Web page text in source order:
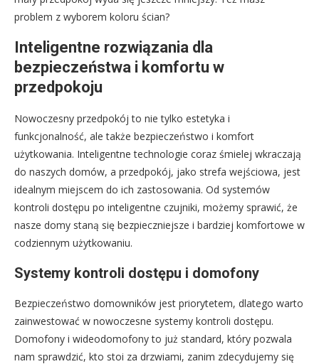
problem z wyborem koloru ścian?
Inteligentne rozwiązania dla
bezpieczeństwa i komfortu w
przedpokoju
Nowoczesny przedpokój to nie tylko estetyka i
funkcjonalność, ale także bezpieczeństwo i komfort
użytkowania. Inteligentne technologie coraz śmielej wkraczają
do naszych domów, a przedpokój, jako strefa wejściowa, jest
idealnym miejscem do ich zastosowania. Od systemów
kontroli dostępu po inteligentne czujniki, możemy sprawić, że
nasze domy staną się bezpieczniejsze i bardziej komfortowe w
codziennym użytkowaniu.
Systemy kontroli dostępu i domofony
Bezpieczeństwo domowników jest priorytetem, dlatego warto
zainwestować w nowoczesne systemy kontroli dostępu.
Domofony i wideodomofony to już standard, który pozwala
nam sprawdzić, kto stoi za drzwiami, zanim zdecydujemy się